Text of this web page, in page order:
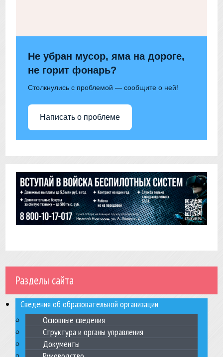
Не убран мусор, яма на дороге,
не горит фонарь?
Столкнулись с проблемой — сообщите о ней!
Написать о проблеме
Разделы сайта
Сведения об образовательной организации
Основные сведения
Структура и органы управления
Документы